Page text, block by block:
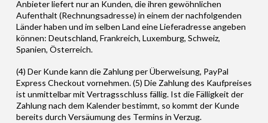
Anbieter liefert nur an Kunden, die ihren gewöhnlichen
Aufenthalt (Rechnungsadresse) in einem der nachfolgenden
Länder haben und im selben Land eine Lieferadresse angeben
können: Deutschland, Frankreich, Luxemburg, Schweiz,
Spanien, Österreich.
(4) Der Kunde kann die Zahlung per Überweisung, PayPal
Express Checkout vornehmen. (5) Die Zahlung des Kaufpreises
ist unmittelbar mit Vertragsschluss fällig. Ist die Fälligkeit der
Zahlung nach dem Kalender bestimmt, so kommt der Kunde
bereits durch Versäumung des Termins in Verzug.